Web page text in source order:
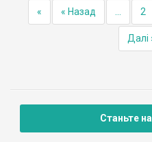
легенда, яка близька до
Хотинської війни у 1621 році
прямуючи до Хотина, шукав
натрапив на турків, що їх
« « Назад 2
Далі
Станьте